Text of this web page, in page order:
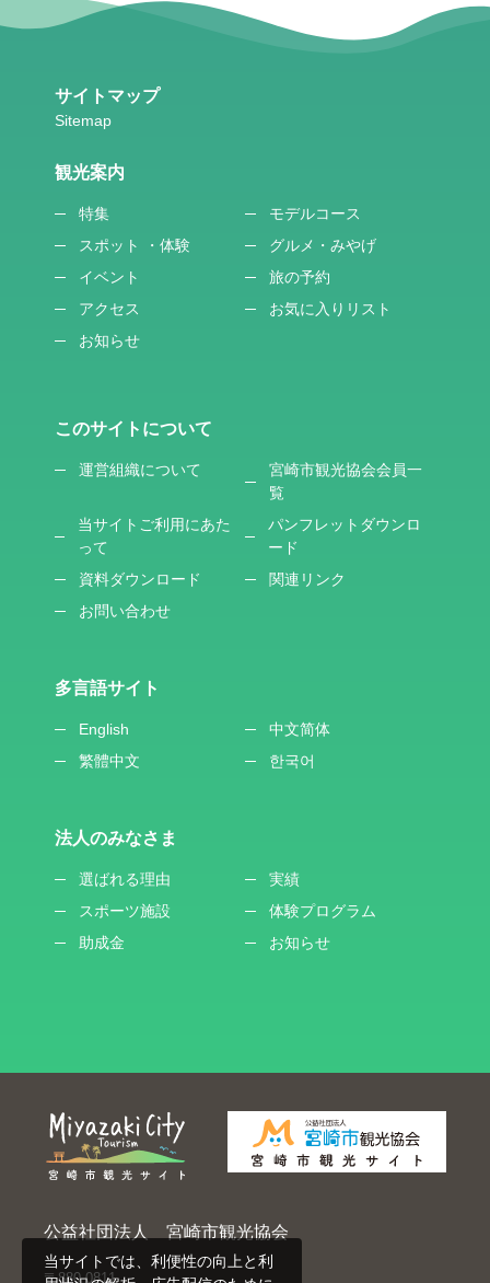
サイトマップ
観光案内
特集
モデルコース
スポット ・体験
グルメ・みやげ
イベント
旅の予約
アクセス
お気に入りリスト
お知らせ
このサイトについて
運営組織について
宮崎市観光協会会員一
覧
当サイトご利用にあた
って
パンフレットダウンロ
ード
資料ダウンロード
関連リンク
お問い合わせ
多言語サイト
English
中文简体
繁體中文
한국어
法人のみなさま
選ばれる理由
実績
スポーツ施設
体験プログラム
助成金
お知らせ
公益社団法人 宮崎市観光協会
〒880-0811
当サイトでは、利便性の向上と利